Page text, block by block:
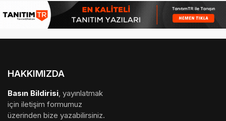
HAKKIMIZDA
Basın Bildirisi, yayınlatmak
için iletişim formumuz
üzerinden bize yazabilirsiniz.